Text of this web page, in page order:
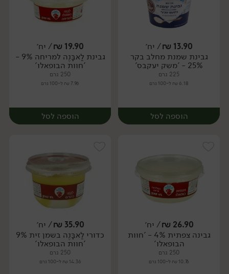
יח׳ יח׳
13.90
₪/ יח׳
גבינת שמנת מחלב בקר
25% - 'משק יעקבס'
225 גרם
6.18 ₪ ל-100 גרם
הוספה לסל
יח׳
19.90
₪/ יח׳
גבינת לַאבָּנֶה למריחה 9% -
'חוות הבופאלו'
250 גרם
7.96 ₪ ל-100 גרם
הוספה לסל
יח׳
26.90
₪/ יח׳
גבינה צפתית 4% - 'חוות
הבופאלו'
250 גרם
10.76 ₪ ל-100 גרם
35.90
₪/ יח׳
כדורי לַאבָּנֶה בשמן זית 9%
'חוות הבופאלו'
250 גרם
14.36 ₪ ל-100 גרם